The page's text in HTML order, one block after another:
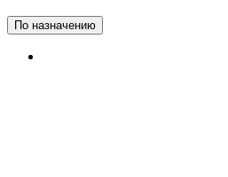
По назначению